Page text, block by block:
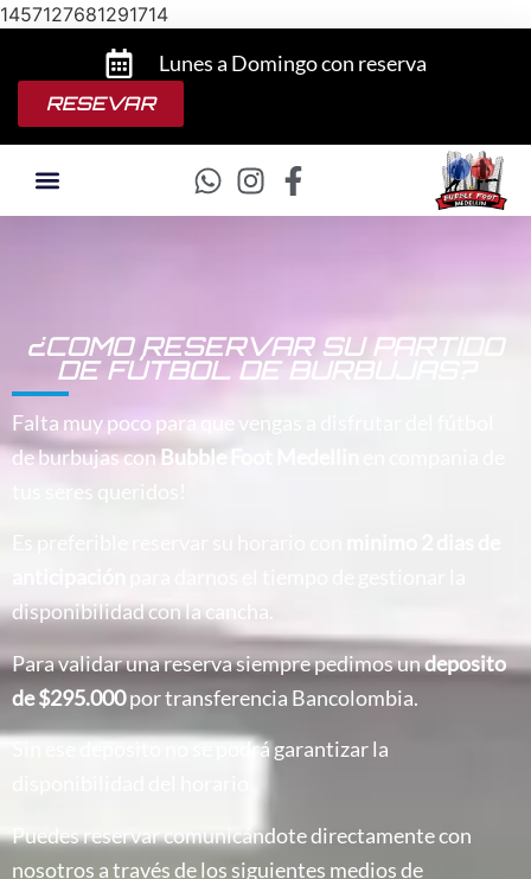
1457127681291714
Lunes a Domingo con reserva
RESEVAR
¿COMO RESERVAR SU PARTIDO
DE FÚTBOL DE BURBUJAS?
Falta muy poco para que vengas a disfrutar del fútbol
de burbujas conBubble Foot Medellin
tus seres queridos!
disponibilidad con la cancha.
Para validar una reserva siempre pedimos undeposito
de $295.000por transferencia Bancolombia.
Sin ese deposito no se podrá garantizar la
Puedes reservar comunicándote directamente con
nosotros a través de los siguientes medios de